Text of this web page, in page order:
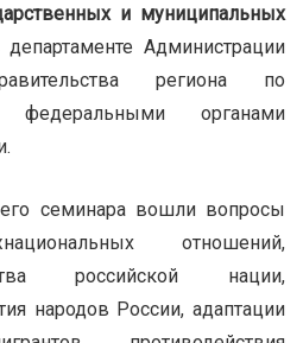
и муниципальных
Администрации
региона по
органами
семинара вошли вопросы
отношений,
российской нации,
народов России, адаптации